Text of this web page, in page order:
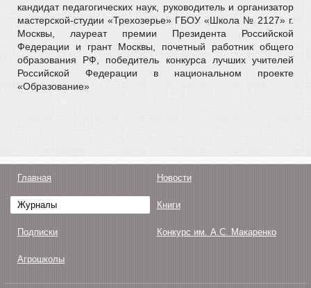
кандидат педагогических наук, руководитель и организатор
мастерской-студии «Трехозерье» ГБОУ «Школа № 2127» г.
Москвы, лауреат премии Президента Российской
Федерации и грант Москвы, почетный работник общего
образования РФ, победитель конкурса лучших учителей
Российской Федерации в национальном проекте
«Образование»
Главная Новости
Журналы Книги
Подписки Конкурс им. А.С. Макаренко
Агрошколы